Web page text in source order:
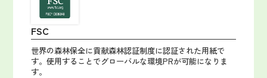
FSC
世界の森林保全に貢献森林認証制度に認証された用紙で
す。使用することでグローバルな環境PRが可能になりま
す。